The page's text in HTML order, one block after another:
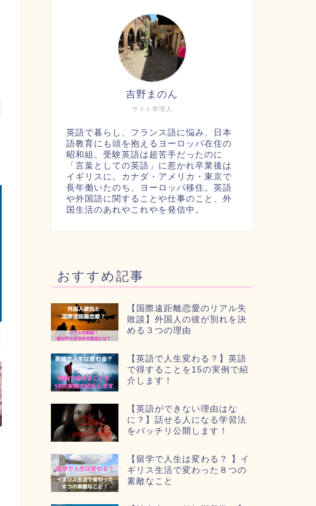
サイト管理人
吉野まのん
英語で暮らし、フランス語に悩み、日本
語教育にも頭を抱えるヨーロッパ在住の
昭和組。受験英語は超苦手だったのに
「言葉としての英語」に惹かれ卒業後は
イギリスに。カナダ・アメリカ・東京で
長年働いたのち、ヨーロッパ移住。英語
や外国語に関することや仕事のこと、外
国生活のあれやこれやを発信中。
おすすめ記事
【国際遠距離恋愛のリアル失
敗談】外国人の彼が別れを決
める３つの理由
【英語で人生変わる？】英語
で得することを15の実例で紹
介します！
【英語ができない理由はな
に？】話せる人になる学習法
をバッチリ公開します！
【留学で人生は変わる？ 】イ
ギリス生活で変わった８つの
素敵なこと